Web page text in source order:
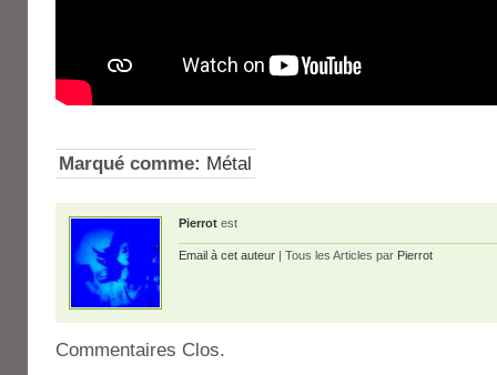
Marqué comme: Métal
Pierrot est
Email à cet auteur | Tous les Articles par Pierrot
Commentaires Clos.